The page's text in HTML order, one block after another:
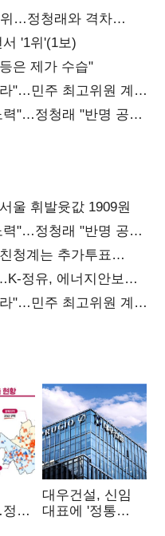
…정청래와 격차
'1위'(1보)
은 제가 수습"
"…민주 최고위원 계파
력"…정청래 "반명 공세
울 휘발윳값 1909원
력"…정청래 "반명 공세
청계는 추가투표
정유, 에너지안보
"…민주 최고위원 계파
부
대우건설, 신임
대표에 '정통